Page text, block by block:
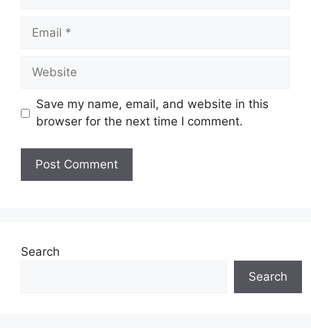
Email
Website
Save my name, email, and website in this
browser for the next time I comment.
Search
Search